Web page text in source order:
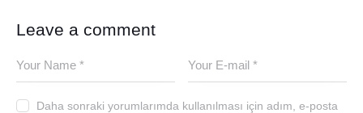
Leave a comment
Daha sonraki yorumlarımda kullanılması için adım, e-posta